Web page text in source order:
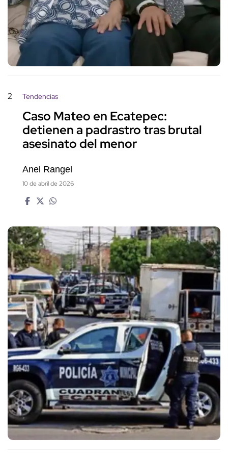
2 Tendencias
Caso Mateo en Ecatepec:
detienen a padrastro tras brutal
asesinato del menor
Anel Rangel
10 de abril de 2026